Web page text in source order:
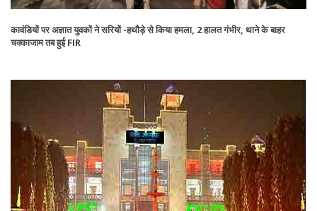
कावंडियों पर अज्ञात युवकों ने सरियों -हथौड़े से किया हमला, 2 हालत गंभीर, थाने के बाहर
चक्काजाम तब हुई FIR